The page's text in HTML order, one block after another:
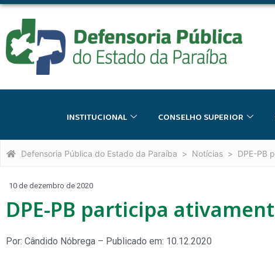
INSTITUCIONAL CONSELHO SUPERIOR
Defensoria Pública do Estado da Paraíba Notícias DPE-PB
10 de dezembro de 2020
DPE-PB participa
Por: Cândido Nóbrega – Publicado em: 10.12.2020